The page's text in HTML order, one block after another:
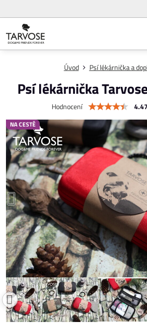
NA CESTĚ
Úvod Psí lékárnička a
Psí lékárnička
Hodnocení 4.47